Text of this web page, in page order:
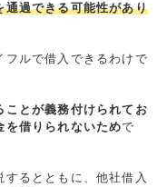
通過できる可能性があり
フルで借入できるわけで
ことが義務付けられてお
を借りられないためで
るとともに、他社借入